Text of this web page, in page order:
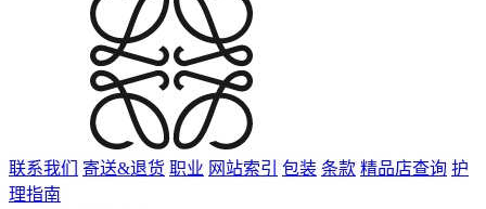
联系我们 寄送&退货 职业 网站索引 包装 条款 精品店查询 护
理指南